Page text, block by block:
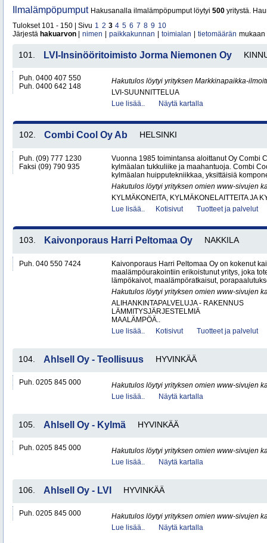
Ilmalämpöpumput Hakusanalla ilmalämpöpumput löytyi 500 yritystä.
Tulokset 101 - 150 | Sivu 1 2 3 4 5 6 7 8 9 10
Järjestä hakuarvon nimen paikkakunnan toimialan tietomäärän mukaan
101. LVI-Insinööritoimisto Jorma Niemonen Oy
Puh. 0400 407 550
Puh. 0400 642 148
Hakutulos löytyi yrityksen Markkinapaikka-
LVI-SUUNNITTELUA
Lue lisää..
Näytä kartalla
102. Combi Cool Oy Ab HELSINKI
Puh. (09) 777 1230
Faksi (09) 790 935
Vuonna 1985 toimintansa aloittanut Oy Combi
kylmäalan tukkuliike ja maahantuoja. Combi
kylmäalan huipputekniikkaa, yksittäisiä
Hakutulos löytyi yrityksen omien www-sivujen
KYLMÄKONEITA, KYLMÄKONELAITTEITA JA
Lue lisää..
Kotisivut Tuotteet ja palvelut
103. Kaivonporaus Harri Peltomaa Oy NAKKILA
Puh. 040 550 7424
Kaivonporaus Harri Peltomaa Oy on kokenut
maalämpöurakointiin erikoistunut yritys, joka
lämpökaivot, maalämpöratkaisut,
Hakutulos löytyi yrityksen omien www-sivujen
ALIHANKINTAPALVELUJA - RAKENNUS
LÄMMITYSJÄRJESTELMIÄ
MAALÄMPÖÄ..
Lue lisää..
Kotisivut Tuotteet ja palvelut
104. Ahlsell Oy - Teollisuus HYVINKÄÄ
Puh. 0205 845 000
Hakutulos löytyi yrityksen omien www-sivujen
Lue lisää..
Näytä kartalla
105. Ahlsell Oy - Kylmä HYVINKÄÄ
Puh. 0205 845 000
Hakutulos löytyi yrityksen omien www-sivujen
Lue lisää..
Näytä kartalla
106. Ahlsell Oy - LVI HYVINKÄÄ
Puh. 0205 845 000
Hakutulos löytyi yrityksen omien www-sivujen
Lue lisää..
Näytä kartalla